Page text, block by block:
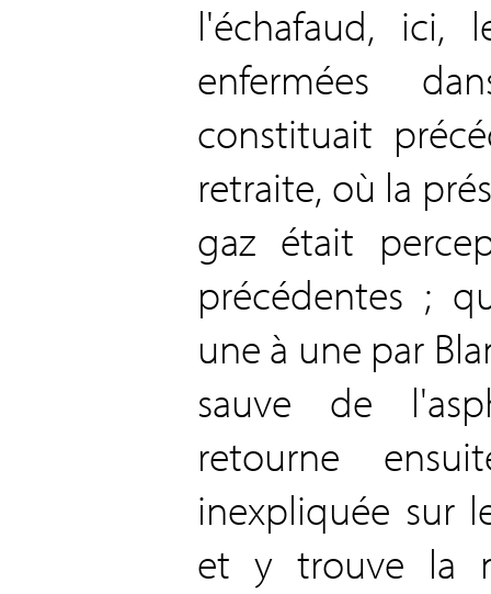
l'échafaud, ici,
enfermées
constituait
retraite, où la
gaz était
précédentes ;
une à une par
sauve de
retourne
inexpliquée sur
et y trouve la